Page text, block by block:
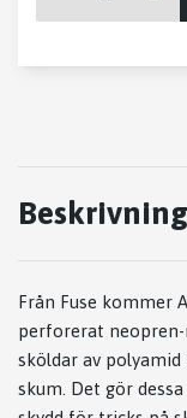
Beskrivning
Från Fuse kommer
perforerat
sköldar av polyamid
skum. Det gör